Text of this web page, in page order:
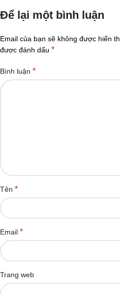
Để lại một bình luận
Email của bạn sẽ không được hiển
được đánh dấu *
Bình luận *
Tên *
Email *
Trang web